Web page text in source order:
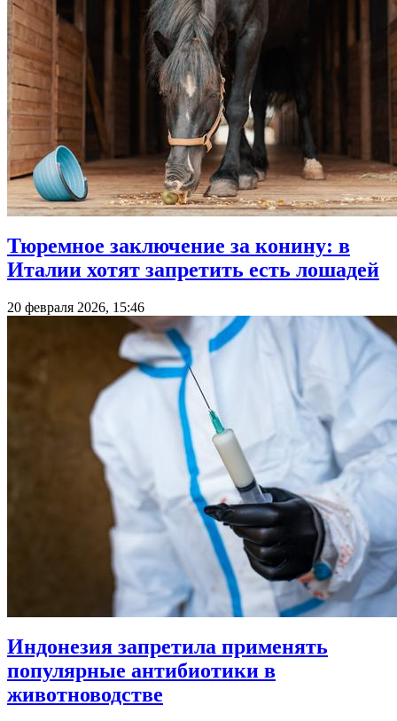
Тюремное заключение за конину: в
Италии хотят запретить есть лошадей
20 февраля 2026, 15:46
Индонезия запретила применять
популярные антибиотики в
животноводстве